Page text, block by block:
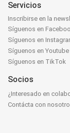
Servicios
Inscribirse en la
Síguenos en
Síguenos en
Síguenos en Youtube
Síguenos en TikTok
Socios
¿Interesado en
Contácta con